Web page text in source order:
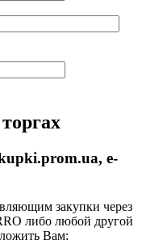
e-
закупки через
либо любой другой
Вам: